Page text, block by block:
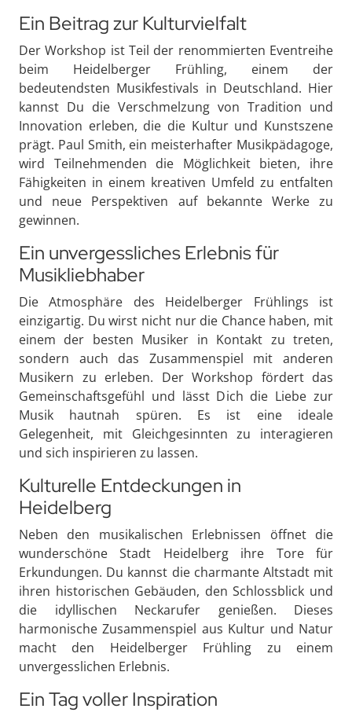
Ein Beitrag zur Kulturvielfalt
Der Workshop ist Teil der renommierten Eventreihe
beim Heidelberger Frühling, einem der
bedeutendsten Musikfestivals in Deutschland. Hier
kannst Du die Verschmelzung von Tradition und
Innovation erleben, die die Kultur und Kunstszene
prägt. Paul Smith, ein meisterhafter Musikpädagoge,
wird Teilnehmenden die Möglichkeit bieten, ihre
Fähigkeiten in einem kreativen Umfeld zu entfalten
und neue Perspektiven auf bekannte Werke zu
gewinnen.
Ein unvergessliches Erlebnis für
Musikliebhaber
Die Atmosphäre des Heidelberger Frühlings ist
einzigartig. Du wirst nicht nur die Chance haben, mit
einem der besten Musiker in Kontakt zu treten,
sondern auch das Zusammenspiel mit anderen
Musikern zu erleben. Der Workshop fördert das
Gemeinschaftsgefühl und lässt Dich die Liebe zur
Musik hautnah spüren. Es ist eine ideale
Gelegenheit, mit Gleichgesinnten zu interagieren
und sich inspirieren zu lassen.
Kulturelle Entdeckungen in
Heidelberg
Neben den musikalischen Erlebnissen öffnet die
wunderschöne Stadt Heidelberg ihre Tore für
Erkundungen. Du kannst die charmante Altstadt mit
ihren historischen Gebäuden, den Schlossblick und
die idyllischen Neckarufer genießen. Dieses
harmonische Zusammenspiel aus Kultur und Natur
macht den Heidelberger Frühling zu einem
unvergesslichen Erlebnis.
Ein Tag voller Inspiration